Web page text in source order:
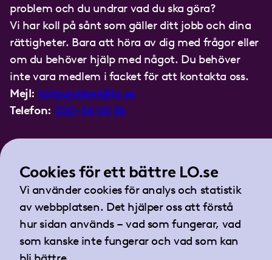
problem och du undrar vad du ska göra?
Vi har koll på sånt som gäller ditt jobb och dina
rättigheter. Bara att höra av dig med frågor eller
om du behöver hjälp med något. Du behöver
inte vara medlem i facket för att kontakta oss.
Mejl: kollpajobbet@lo.se
Telefon: 020–56 00 56
Cookies för ett bättre LO.se
Vi använder cookies för analys och statistik
av webbplatsen. Det hjälper oss att förstå
hur sidan används – vad som fungerar, vad
som kanske inte fungerar och vad som kan